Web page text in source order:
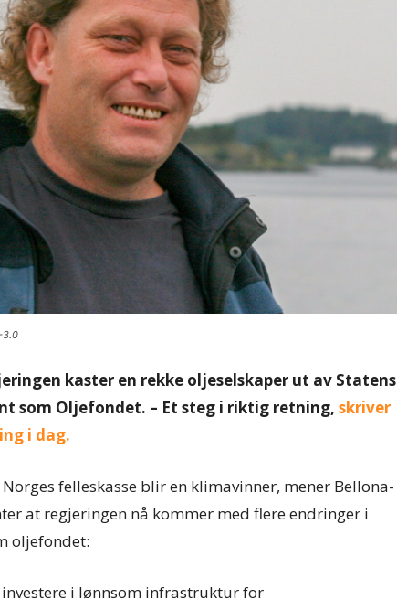
3.0
kaster en rekke oljeselskaper ut av Statens
som Oljefondet. – Et steg i riktig retning, skriver
i dag.
felleskasse blir en klimavinner, mener Bellona-
at regjeringen nå kommer med flere endringer i
oljefondet:
i lønnsom infrastruktur for